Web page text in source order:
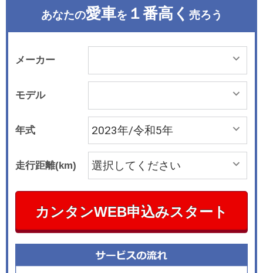
あなたの愛車を １番高く 売ろう
メーカー
モデル
年式
走行距離(km)
カンタンWEB申込みスタート